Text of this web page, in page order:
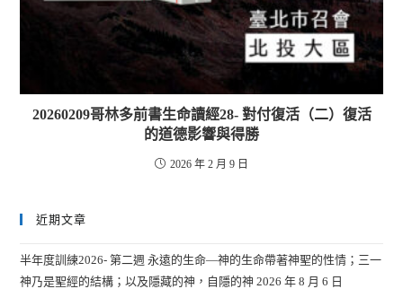
20260209哥林多前書生命讀經28- 對付復活（二）復活
的道德影響與得勝
2026 年 2 月 9 日
近期文章
半年度訓練2026- 第二週 永遠的生命—神的生命帶著神聖的性情；三一
神乃是聖經的結構；以及隱藏的神，自隱的神 2026 年 8 月 6 日